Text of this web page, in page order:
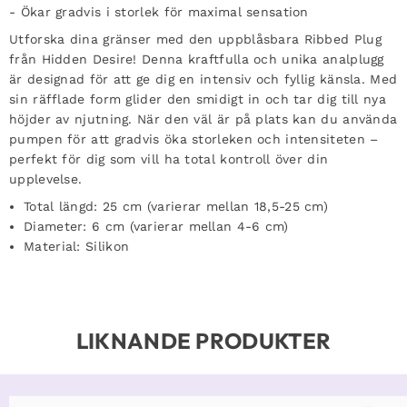
- Ökar gradvis i storlek för maximal sensation
Utforska dina gränser med den uppblåsbara Ribbed Plug
från Hidden Desire! Denna kraftfulla och unika analplugg
är designad för att ge dig en intensiv och fyllig känsla. Med
sin räfflade form glider den smidigt in och tar dig till nya
höjder av njutning. När den väl är på plats kan du använda
pumpen för att gradvis öka storleken och intensiteten –
perfekt för dig som vill ha total kontroll över din
upplevelse.
Total längd: 25 cm (varierar mellan 18,5-25 cm)
Diameter: 6 cm (varierar mellan 4-6 cm)
Material: Silikon
LIKNANDE PRODUKTER